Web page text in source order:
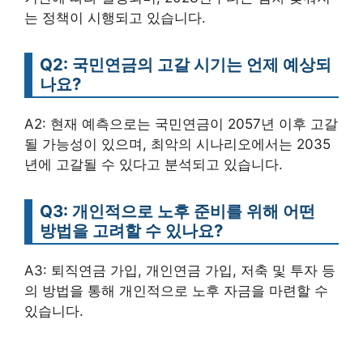
는 정책이 시행되고 있습니다.
Q2: 국민연금의 고갈 시기는 언제 예상되
나요?
A2: 현재 예측으로는 국민연금이 2057년 이후 고갈
될 가능성이 있으며, 최악의 시나리오에서는 2035
년에 고갈될 수 있다고 분석되고 있습니다.
Q3: 개인적으로 노후 준비를 위해 어떤
방법을 고려할 수 있나요?
A3: 퇴직연금 가입, 개인연금 가입, 저축 및 투자 등
의 방법을 통해 개인적으로 노후 자금을 마련할 수
있습니다.